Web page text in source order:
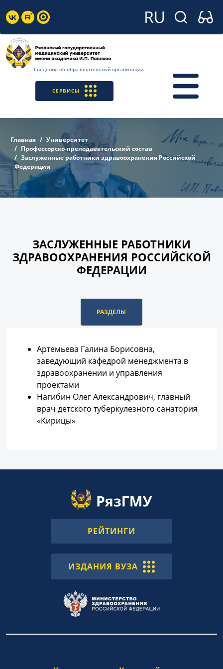
Сведения об образовательной организации
СЕРВИСЫ
Главная
Университет
Профессорско-преподавательский состав
Заслуженные работники здравоохранения Российской
Федерации
ЗАСЛУЖЕННЫЕ РАБОТНИКИ
ЗДРАВООХРАНЕНИЯ РОССИЙСКОЙ
ФЕДЕРАЦИИ
РАЗДЕЛЫ
Артемьева Галина Борисовна,
заведующий кафедрой менеджмента в
здравоохранении и управления
проектами
Нагибин Олег Александрович, главный
врач детского туберкулезного санатория
«Кирицы»
РЕЙТИНГИ
ИЗДАНИЯ ВУЗА